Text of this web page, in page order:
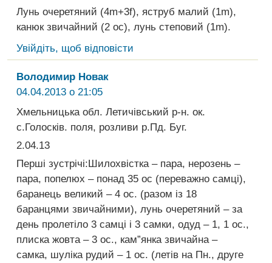
Лунь очеретяний (4m+3f), яструб малий (1m),
канюк звичайний (2 ос), лунь степовий (1m).
Увійдіть, щоб відповісти
Володимир Новак
04.04.2013 о 21:05
Хмельницька обл. Летичівський р-н. ок.
с.Голосків. поля, розливи р.Пд. Буг.
2.04.13
Перші зустрічі:Шилохвістка – пара, нерозень –
пара, попелюх – понад 35 ос (переважно самці),
баранець великий – 4 ос. (разом із 18
баранцями звичайними), лунь очеретяний – за
день пролетіло 3 самці і 3 самки, одуд – 1, 1 ос.,
плиска жовта – 3 ос., кам”янка звичайна –
самка, шуліка рудий – 1 ос. (летів на Пн., друге